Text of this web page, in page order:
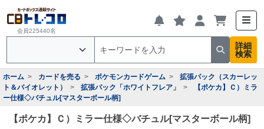
会員225440名
詳細
検索
ホーム カードを売る ポケモンカードゲーム
拡張パック（スカーレッ
ト＆バイオレット）
拡張パック「ホワイトフレア」
【ポケカ】Ｃ）ミラ
ー仕様◇バチュル[マスターボール柄]
【ポケカ】Ｃ）ミラー仕様◇バチュル[マスターボール柄]